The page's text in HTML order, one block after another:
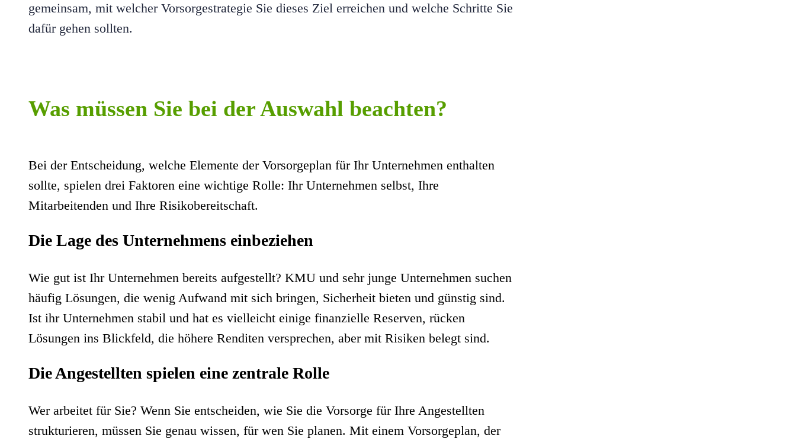
gemeinsam, mit welcher Vorsorgestrategie Sie dieses Ziel erreichen und welche Schritte Sie
dafür gehen sollten.
Was müssen Sie bei der Auswahl beachten?
Bei der Entscheidung, welche Elemente der Vorsorgeplan für Ihr Unternehmen enthalten
sollte, spielen drei Faktoren eine wichtige Rolle: Ihr Unternehmen selbst, Ihre
Mitarbeitenden und Ihre Risikobereitschaft.
Die Lage des Unternehmens einbeziehen
Wie gut ist Ihr Unternehmen bereits aufgestellt? KMU und sehr junge Unternehmen suchen
häufig Lösungen, die wenig Aufwand mit sich bringen, Sicherheit bieten und günstig sind.
Ist ihr Unternehmen stabil und hat es vielleicht einige finanzielle Reserven, rücken
Lösungen ins Blickfeld, die höhere Renditen versprechen, aber mit Risiken belegt sind.
Die Angestellten spielen eine zentrale Rolle
Wer arbeitet für Sie? Wenn Sie entscheiden, wie Sie die Vorsorge für Ihre Angestellten
strukturieren, müssen Sie genau wissen, für wen Sie planen. Mit einem Vorsorgeplan, der